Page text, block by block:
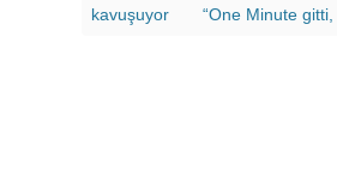
kavuşuyor
“One Minute